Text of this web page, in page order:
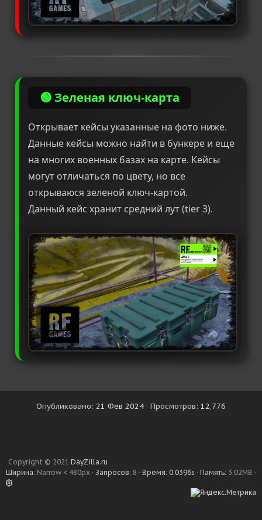
🟢 Зеленая ключ-карта
Открывает кейсы указанные на фото ниже.
Данные кейсы можно найти в бункере и еще
на многих военных базах на карте. Кейсы
могут отличаться по цвету, но все
открываюся зеленой ключ-картой.
Данный кейс хранит средний лут (tier 3).
Опубликовано 21 Фев 2024 Просмотров 12,776
Copyright © 2021 DayZilla.ru
Ширина
Запросов 8 Время 0.0396s Память 3.02MB